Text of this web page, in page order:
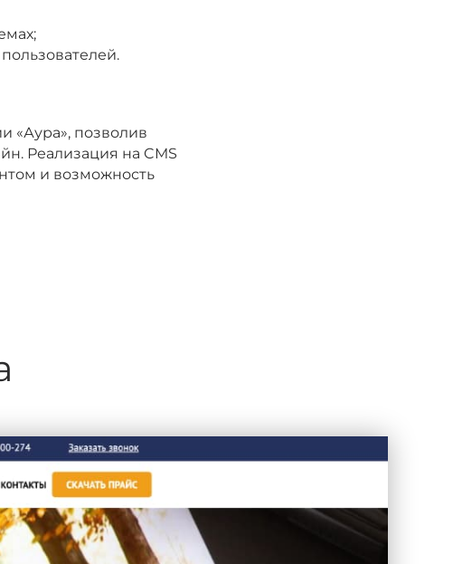
«Аура», позволив
Реализация на CMS
и возможность